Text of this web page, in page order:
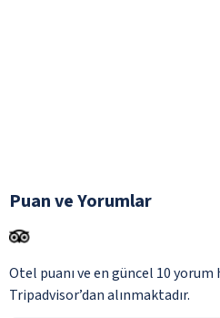
Puan ve Yorumlar
Otel puanı ve en güncel 10
Tripadvisor’dan alınmaktadır.